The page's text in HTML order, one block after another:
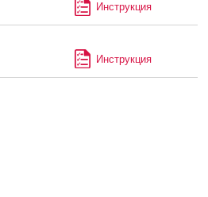
Инструкция
Инструкция